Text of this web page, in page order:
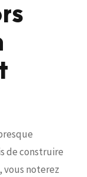
de construire
vous noterez